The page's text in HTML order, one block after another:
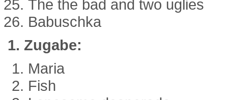
The the bad and two uglies
Babuschka
1. Zugabe:
Maria
Fish